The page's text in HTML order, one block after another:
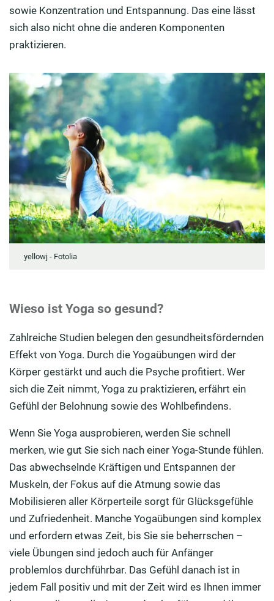
sowie Konzentration und Entspannung. Das eine lässt
sich also nicht ohne die anderen Komponenten
praktizieren.
yellowj - Fotolia
Wieso ist Yoga so gesund?
Zahlreiche Studien belegen den gesundheitsfördernden
Effekt von Yoga. Durch die Yogaübungen wird der
Körper gestärkt und auch die Psyche profitiert. Wer
sich die Zeit nimmt, Yoga zu praktizieren, erfährt ein
Gefühl der Belohnung sowie des Wohlbefindens.
Wenn Sie Yoga ausprobieren, werden Sie schnell
merken, wie gut Sie sich nach einer Yoga-Stunde fühlen.
Das abwechselnde Kräftigen und Entspannen der
Muskeln, der Fokus auf die Atmung sowie das
Mobilisieren aller Körperteile sorgt für Glücksgefühle
und Zufriedenheit. Manche Yogaübungen sind komplex
und erfordern etwas Zeit, bis Sie sie beherrschen –
viele Übungen sind jedoch auch für Anfänger
problemlos durchführbar. Das Gefühl danach ist in
jedem Fall positiv und mit der Zeit wird es Ihnen immer